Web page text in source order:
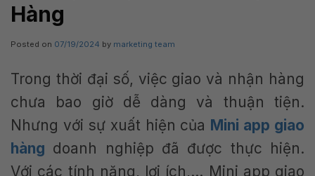
Hàng
Posted on 07/19/2024 by marketing team
Trong thời đại số, việc giao và nhận hàng
chưa bao giờ dễ dàng và thuận tiện.
Nhưng với sự xuất hiện của Mini app giao
hàng doanh nghiệp đã được thực hiện.
Với các tính năng, lợi ích,… Mini app giao